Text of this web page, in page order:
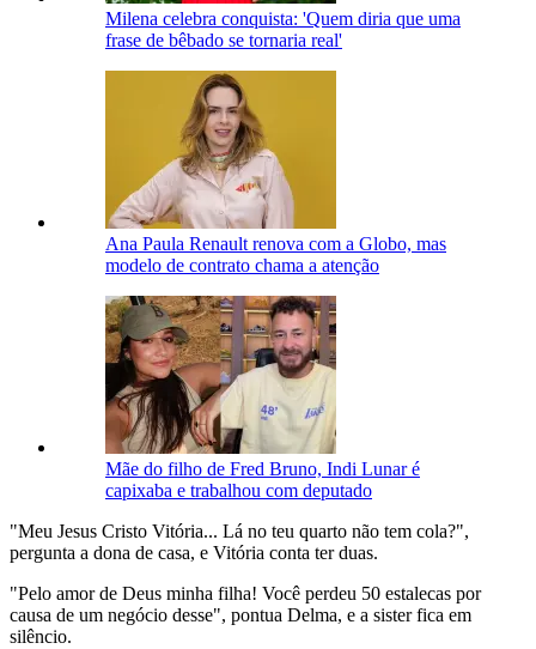
Milena celebra conquista: 'Quem diria que uma
frase de bêbado se tornaria real'
Ana Paula Renault renova com a Globo, mas
modelo de contrato chama a atenção
Mãe do filho de Fred Bruno, Indi Lunar é
capixaba e trabalhou com deputado
"Meu Jesus Cristo Vitória... Lá no teu quarto não tem cola?",
pergunta a dona de casa, e Vitória conta ter duas.
"Pelo amor de Deus minha filha! Você perdeu 50 estalecas por
causa de um negócio desse", pontua Delma, e a sister fica em
silêncio.